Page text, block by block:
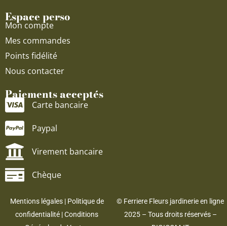
Espace perso
Mon compte
Mes commandes
Points fidélité
Nous contacter
Paiements acceptés
Carte bancaire
Paypal
Virement bancaire
Chèque
Mentions légales| Politique de
confidentialité |Conditions
© Ferriere Fleurs jardinerie en ligne
2025 – Tous droits réservés –